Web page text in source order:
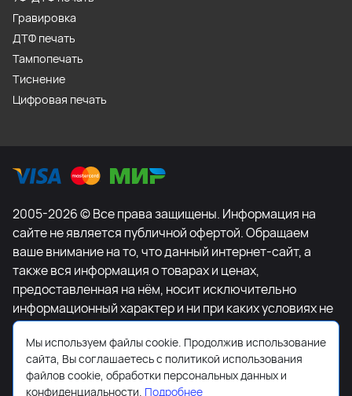
Гравировка
ДТФ печать
Тампопечать
Тиснение
Цифровая печать
2005-2026 © Все права защищены. Информация на
сайте не является публичной офертой. Обращаем
ваше внимание на то, что данный интернет-сайт, а
также вся информация о товарах и ценах,
предоставленная на нём, носит исключительно
информационный характер и ни при каких условиях не
является публичной офертой, определяемой
положениями Статьи 437 Гражданского кодекса
Российской Федерации. Для получения подробной
информации о наличии и стоимости указанных
Мы используем файлы cookie. Продолжив использование
сайта, Вы соглашаетесь с политикой использования
файлов cookie, обработки персональных данных и
конфиденциальности. Подробнее